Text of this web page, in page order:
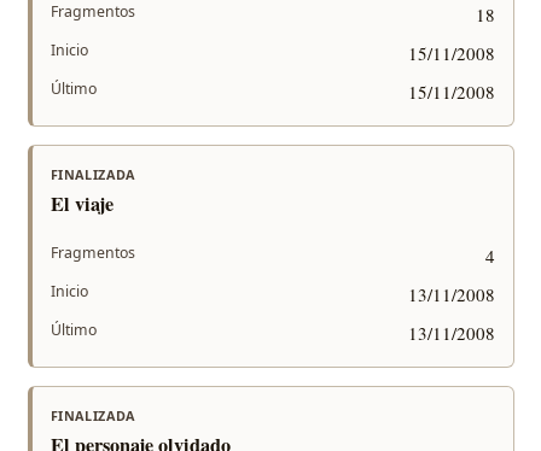
Fragmentos 18
Inicio 15/11/2008
Último 15/11/2008
FINALIZADA
El viaje
Fragmentos 4
Inicio 13/11/2008
Último 13/11/2008
FINALIZADA
El personaje olvidado